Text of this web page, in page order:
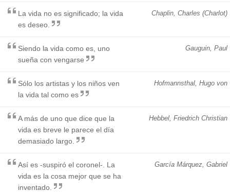
Chaplin, Charles (Charlot)
La vida no es significado; la vida
es deseo.
Gauguin, Paul
Siendo la vida como es, uno
sueña con vengarse
Hofmannsthal, Hugo von
Sólo los artistas y los niños ven
la vida tal como es
Hebbel, Friedrich Christian
A más de uno que dice que la
vida es breve le parece el día
demasiado largo.
García Márquez, Gabriel
Así es -suspiró el coronel-. La
vida es la cosa mejor que se ha
inventado.